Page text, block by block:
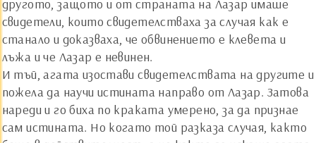
другото, защото и от страната на Лазар имаше
свидетели, които свидетелстваха за случая как е
станало и доказваха, че обвинението е клевета и
лъжа и че Лазар е невинен.
И тъй, агата изостави свидетелствата на другите и
пожела да научи истината направо от Лазар. Затова
нареди и го биха по краката умерено, за да признае
сам истината. Но когато той разказа случая, както